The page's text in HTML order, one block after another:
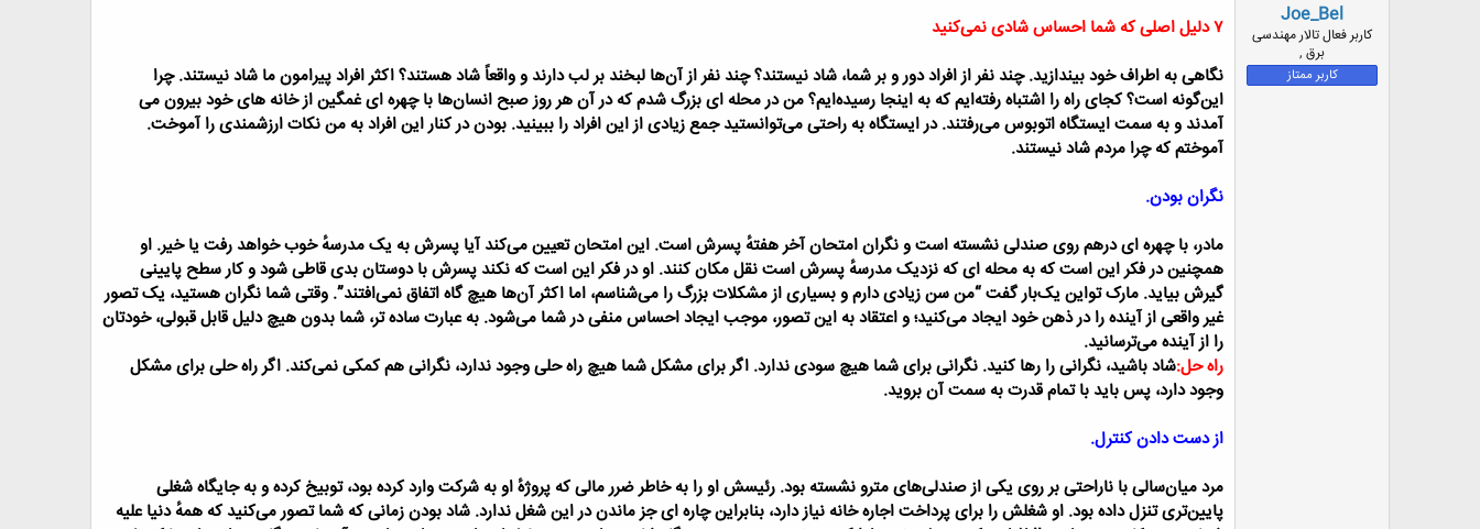
Joe_Bel
کاربر فعال تالار مهندسی
برق ,
کاربر ممتاز
۷ دلیل اصلی که شما احساس شادی نمی‌کنید
نگاهی به اطراف خود بیندازید. چند نفر از افراد دور و بر شما، شاد نیستند؟چند نفر از آن‌ها لبخند بر لب دارند و واقعاً شاد هستند؟اکثر افراد پیرامون ما شاد نیستند. چرا
این‌گونه است؟کجای راه را اشتباه رفته‌ایم که به اینجا رسیده‌ایم؟من در محله ای بزرگ شدم که در آن هر روز صبح انسان‌ها با چهره ای غمگین از خانه های خود بیرون می
آمدند و به سمت ایستگاه اتوبوس می‌رفتند. در ایستگاه به راحتی می‌توانستید جمع زیادی از این افراد را ببینید. بودن در کنار این افراد به من نکات ارزشمندی را آموخت.
آموختم که چرا مردم شاد نیستند.
نگران بودن.
مادر، با چهره ای درهم روی صندلی نشسته است و نگران امتحان آخر هفتهٔ پسرش است. این امتحان تعیین می‌کند آیا پسرش به یک مدرسهٔ خوب خواهد رفت یا خیر. او
همچنین در فکر این است که به محله ای که نزدیک مدرسهٔ پسرش است نقل مکان کنند. او در فکر این است که نکند پسرش با دوستان بدی قاطی شود و کار سطح پایینی
گیرش بیاید. مارک تواین یک‌بار گفت “من سن زیادی دارم و بسیاری از مشکلات بزرگ را می‌شناسم، اما اکثر آن‌ها هیچ گاه اتفاق نمی‌افتند”. وقتی شما نگران هستید، یک تصور
غیر واقعی از آینده را در ذهن خود ایجاد می‌کنید؛ و اعتقاد به این تصور، موجب ایجاد احساس منفی در شما می‌شود. به عبارت ساده تر، شما بدون هیچ دلیل قابل قبولی، خودتان
را از آینده می‌ترسانید.
راه حل:شاد باشید، نگرانی را رها کنید. نگرانی برای شما هیچ سودی ندارد. اگر برای مشکل شما هیچ راه حلی وجود ندارد، نگرانی هم کمکی نمی‌کند. اگر راه حلی برای مشکل
وجود دارد، پس باید با تمام قدرت به سمت آن بروید.
از دست دادن کنترل.
مرد میان‌سالی با ناراحتی بر روی یکی از صندلی‌های مترو نشسته بود. رئیسش او را به خاطر ضرر مالی که پروژهٔ او به شرکت وارد کرده بود، توبیخ کرده و به جایگاه شغلی
پایین‌تری تنزل داده بود. او شغلش را برای پرداخت اجاره خانه نیاز دارد، بنابراین چاره ای جز ماندن در این شغل ندارد. شاد بودن زمانی که شما تصور می‌کنید که همهٔ دنیا علیه